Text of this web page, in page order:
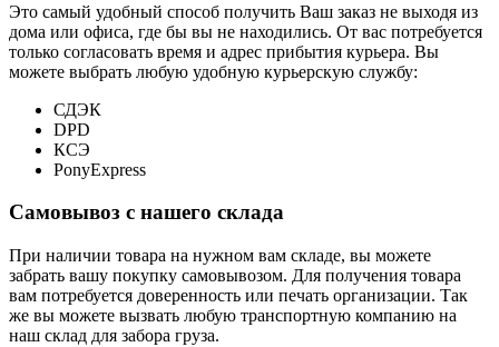
Это самый удобный способ получить Ваш заказ не выходя из
дома или офиса, где бы вы не находились. От вас потребуется
только согласовать время и адрес прибытия курьера. Вы
можете выбрать любую удобную курьерскую службу:
СДЭК
DPD
КСЭ
PonyExpress
Самовывоз с нашего склада
При наличии товара на нужном вам складе, вы можете
забрать вашу покупку самовывозом. Для получения товара
вам потребуется доверенность или печать организации. Так
же вы можете вызвать любую транспортную компанию на
наш склад для забора груза.